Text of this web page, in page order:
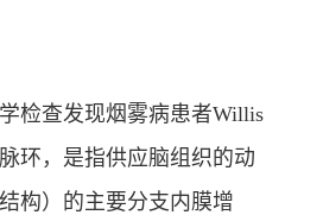
检查发现烟雾病患者Willis
环，是指供应脑组织的动
构） 的主要分支内膜增